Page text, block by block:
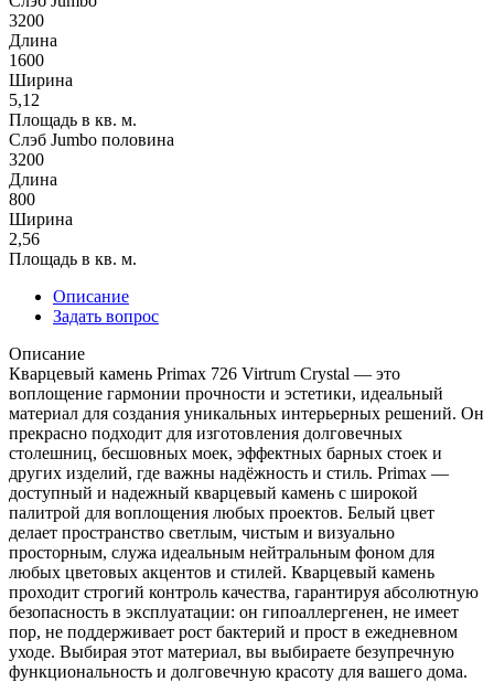
3200
Длина
1600
Ширина
5,12
Площадь в кв. м.
Слэб Jumbo половина
3200
Длина
800
Ширина
2,56
Площадь в кв. м.
Описание
Задать вопрос
Описание
Кварцевый камень Primax 726 Virtrum Crystal — это
воплощение гармонии прочности и эстетики, идеальный
материал для создания уникальных интерьерных решений. Он
прекрасно подходит для изготовления долговечных
столешниц, бесшовных моек, эффектных барных стоек и
других изделий, где важны надёжность и стиль. Primax —
доступный и надежный кварцевый камень с широкой
палитрой для воплощения любых проектов. Белый цвет
делает пространство светлым, чистым и визуально
просторным, служа идеальным нейтральным фоном для
любых цветовых акцентов и стилей. Кварцевый камень
проходит строгий контроль качества, гарантируя абсолютную
безопасность в эксплуатации: он гипоаллергенен, не имеет
пор, не поддерживает рост бактерий и прост в ежедневном
уходе. Выбирая этот материал, вы выбираете безупречную
функциональность и долговечную красоту для вашего дома.